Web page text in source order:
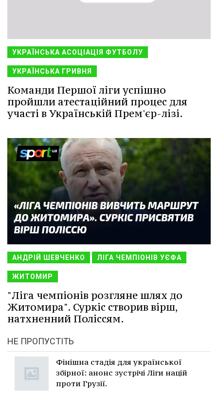
УКРАЇНСЬКА АСОЦІАЦІЯ ФУТБОЛУ
УКРАЇНСЬКА ГРИВНЯ
Команди Першої ліги успішно
пройшли атестаційний процес для
участі в Українській Прем'єр-лізі.
АНДРІЙ ШЕВЧЕНКО ЛІГА ЧЕМПІОНІВ УЄФА
ЖИТОМИР
"Ліга чемпіонів розгляне шлях до
Житомира". Суркіс створив вірш,
натхненний Поліссям.
НЕ ПРОПУСТІТЬ
Фінішна стадія для української
збірної: анонс зустрічі Ліги націй
проти Грузії.